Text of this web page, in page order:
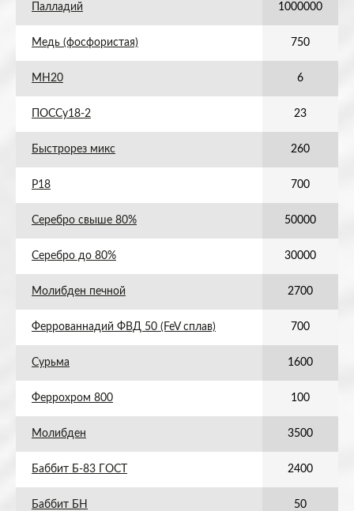
Палладий 1000000
Медь (фосфористая) 750
МН20 6
ПОССу18-2 23
Быстрорез микс 260
Р18 700
Серебро свыше 80% 50000
Серебро до 80% 30000
Молибден печной 2700
Феррованнадий ФВД 50 (FeV сплав) 700
Сурьма 1600
Феррохром 800 100
Молибден 3500
Баббит Б-83 ГОСТ 2400
Баббит БН 50